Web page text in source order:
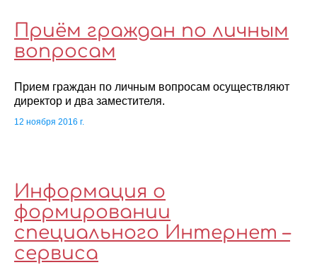
Приём граждан по личным
вопросам
Прием граждан по личным вопросам осуществляют
директор и два заместителя.
12 ноября 2016 г.
Информация о
формировании
специального Интернет –
сервиса